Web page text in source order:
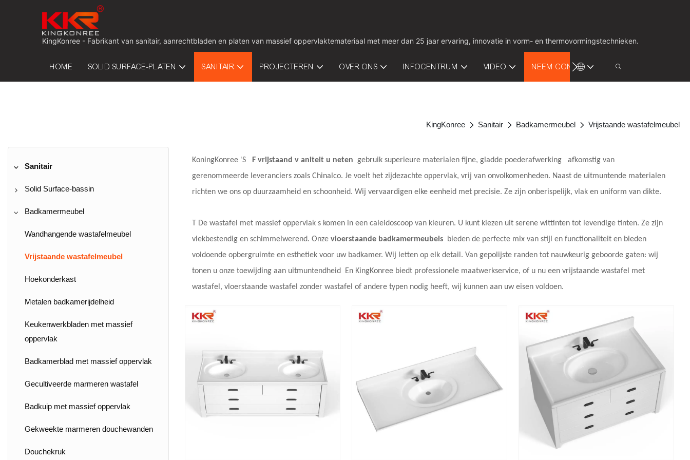
KingKonree - Fabrikant van sanitair, aanrechtbladen en platen van massief oppervlaktemateriaal met meer dan 25 jaar ervaring, innovatie in vorm- en thermovormingstechnieken.
HOME SOLID SURFACE-PLATEN SANITAIR PROJECTEREN OVER ONS INFOCENTRUM VIDEO NEEM CONTACT MET ONS OP
KingKonree Sanitair Badkamermeubel Vrijstaande wastafelmeubel
Sanitair
Solid Surface-bassin
Wandmontage wastafel
Boven het aanrechtbassin
Kast wastafel
Vrijstaande wastafel
Onderbouwgootsteen met massief
Wudu Wash Basin
ADA-conforme wastafel
Lange wastafel
Badkamermeubel
Wandhangende wastafelmeubel
Vrijstaande wastafelmeubel
Hoekonderkast
Metalen badkamerijdelheid
Keukenwerkbladen met massief
oppervlak
Badkamerblad met massief oppervlak
Gecultiveerde marmeren wastafel
Badkuip met massief oppervlak
Gekweekte marmeren douchewanden
Douchekruk
KoningKonree 'S Fvrijstaand vaniteit u neten gebruik superieure materialen fijne, gladde poederafwerking
afkomstig van
gerenommeerde leveranciers zoals Chinalco. Je voelt het zijdezachte oppervlak, vrij van onvolkomenheden. Naast de uitmuntende materialen
richten we ons op duurzaamheid en schoonheid. Wij vervaardigen elke eenheid met precisie. Ze zijn onberispelijk, vlak en uniform van dikte.
T De wastafel met massief oppervlak s komen in een caleidoscoop van kleuren. U kunt kiezen uit serene wittinten tot levendige tinten. Ze zijn
vlekbestendig en schimmelwerend. Onze vloerstaande badkamermeubels bieden de perfecte mix van stijl en functionaliteit en bieden
voldoende opbergruimte en esthetiek voor uw badkamer. Wij letten op elk detail. Van gepolijste randen tot nauwkeurig geboorde gaten: wij
tonen u onze toewijding aan uitmuntendheid En KingKonree biedt professionele maatwerkservice, of u nu een vrijstaande wastafel met
wastafel, vloerstaande wastafel zonder wastafel of andere typen nodig heeft, wij kunnen aan uw eisen voldoen.